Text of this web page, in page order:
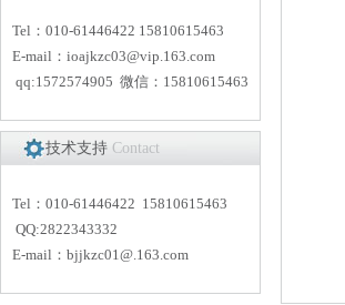
Tel：010-61446422 15810615463
E-mail： ioajkzc03@vip.163.com
qq:1572574905 微信：15810615463
技术支持 Contact
Tel：010-61446422 15810615463
QQ:2822343332
E-mail： bjjkzc01@.163.com